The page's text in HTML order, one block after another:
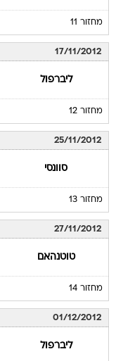
מחזור 11
17/11/2012
ליברפול
מחזור 12
25/11/2012
סוונסי
מחזור 13
27/11/2012
טוטנהאם
מחזור 14
01/12/2012
ליברפול